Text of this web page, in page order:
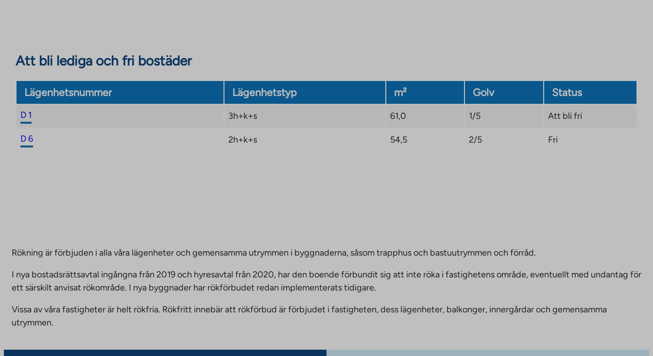
Att bli lediga och fri bostäder
Lägenhetsnummer Lägenhetstyp m² Golv Status
D 1 3h+k+s 61,0 1/5 Att bli fri
D 6 2h+k+s 54,5 2/5 Fri
Rökning är förbjuden i alla våra lägenheter och gemensamma utrymmen i byggnaderna, såsom trapphus och bastuutrymmen och förråd.
I nya bostadsrättsavtal ingångna från 2019 och hyresavtal från 2020, har den boende förbundit sig att inte röka i fastighetens område, eventuellt med undantag för
ett särskilt anvisat rökområde. I nya byggnader har rökförbudet redan implementerats tidigare.
Vissa av våra fastigheter är helt rökfria. Rökfritt innebär att rökförbud är förbjudet i fastigheten, dess lägenheter, balkonger, innergårdar och gemensamma
utrymmen.